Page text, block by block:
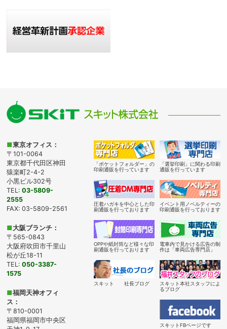
■東京オフィス：
〒101-0064
東京都千代田区神田
猿楽町2-4-2
小黒ビル302号
TEL:03-5809-
2555
FAX: 03-5809-2561
■大阪ブランチ：
〒565-0843
大阪府吹田市千里山
松が丘18-11
TEL:050-3387-
1575
■福岡天神オフィ
ス：
〒810-0001
福岡県福岡市中央区
「ポケットフォルダー」の
印刷通販を行っています
「選挙印刷」に関わる印刷
通販を行っています
圧着ハガキを中心とした印
刷通販を行っております
イベント用ノベルティーの
印刷通販を行っております
OPPや紙封筒など様々な印
刷通販を行っております
電車内で見かける広告の制
作は「車両広告専門店」
スキット 社長ブログ
スキット本社スタッフによ
るブログ
スキットFBページです